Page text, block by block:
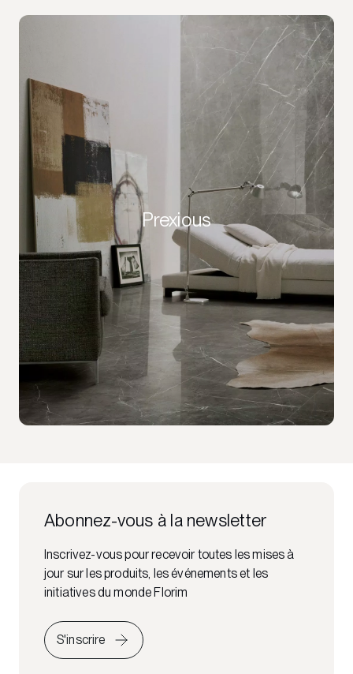
Prexious
Abonnez-vous à la newsletter
Inscrivez-vous pour recevoir toutes les mises à
jour sur les produits, les événements et les
initiatives du monde Florim
S'inscrire